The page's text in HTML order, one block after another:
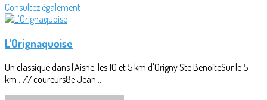
Consultez également
L'Orignaquoise
Un classique dans l'Aisne, les 10 et 5 km d'Origny Ste BenoiteSur le 5
km : 77 coureurs8e Jean...